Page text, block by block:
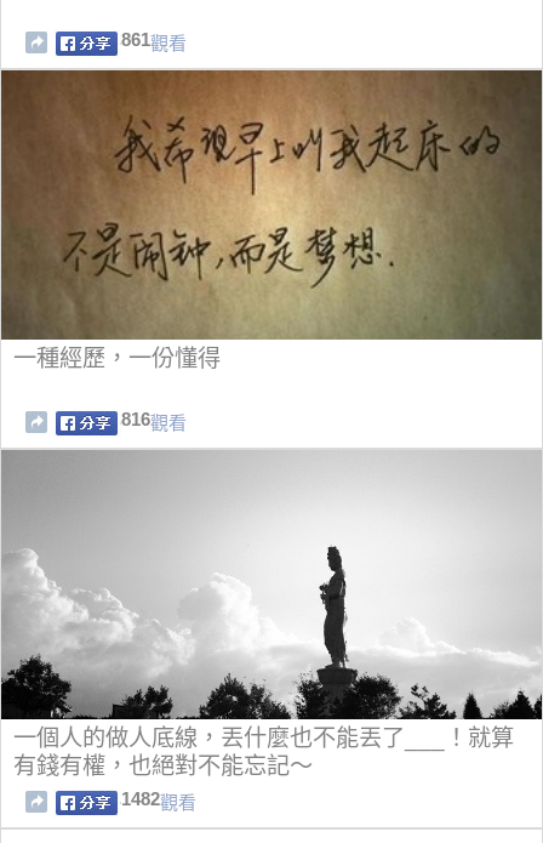
861觀看
一種經歷，一份懂得
816觀看
一個人的做人底線，丟什麼也不能丟了___！就算
有錢有權，也絕對不能忘記～
1482觀看